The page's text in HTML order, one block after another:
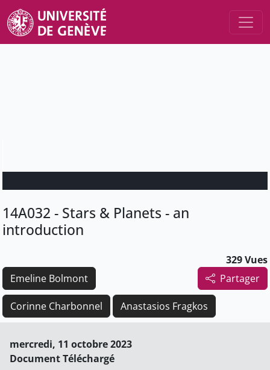
14A032 - Stars & Planets - an
introduction
329 Vues
Partager
Emeline Bolmont
Corinne Charbonnel Anastasios Fragkos
mercredi, 11 octobre 2023
Document Téléchargé